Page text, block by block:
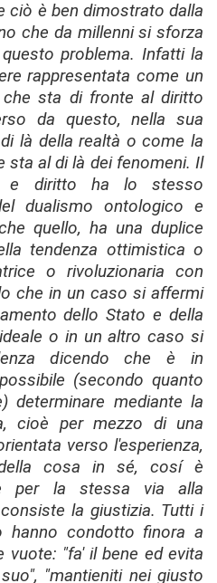
ciò è ben dimostrato dalla
che da millenni si sforza
problema. Infatti la
rappresentata come un
che sta di fronte al diritto
da questo, nella sua
là della realtà o come la
sta al di là dei fenomeni. Il
e diritto ha lo stesso
dualismo ontologico e
quello, ha una duplice
tendenza ottimistica o
o rivoluzionaria con
che in un caso si affermi
dello Stato e della
o in un altro caso si
dicendo che è in
(secondo quanto
determinare mediante la
cioè per mezzo di una
verso l'esperienza,
cosa in sé, cosí è
per la stessa via alla
la giustizia. Tutti i
hanno condotto finora a
vuote: "fa' il bene ed evita
"mantieniti nei giusto